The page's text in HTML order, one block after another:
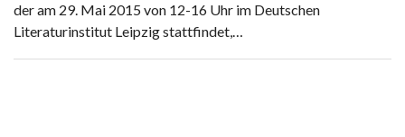
der am 29. Mai 2015 von 12-16 Uhr im Deutschen
Literaturinstitut Leipzig stattfindet,…